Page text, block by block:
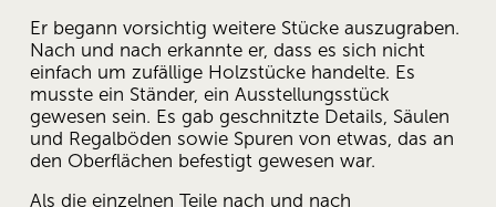
Er begann vorsichtig weitere Stücke auszugraben.
Nach und nach erkannte er, dass es sich nicht
einfach um zufällige Holzstücke handelte. Es
musste ein Ständer, ein Ausstellungsstück
gewesen sein. Es gab geschnitzte Details, Säulen
und Regalböden sowie Spuren von etwas, das an
den Oberflächen befestigt gewesen war.
Als die einzelnen Teile nach und nach